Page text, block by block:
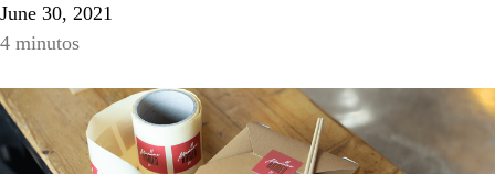
June 30, 2021
4 minutos